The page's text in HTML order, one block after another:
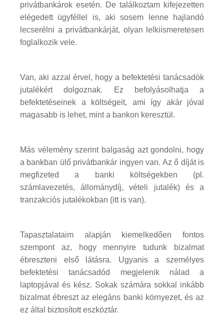
privátbankárok esetén. De találkoztam kifejezetten
elégedett ügyféllel is, aki sosem lenne hajlandó
lecserélni a privátbankárját, olyan lelkiismeretesen
foglalkozik vele.
Van, aki azzal érvel, hogy a befektetési tanácsadók
jutalékért dolgoznak. Ez befolyásolhatja a
befektetéseinek a költségeit, ami így akár jóval
magasabb is lehet, mint a bankon keresztül.
Más vélemény szerint balgaság azt gondolni, hogy
a bankban ülő privátbankár ingyen van. Az ő díját is
megfizeted a banki költségekben (pl.
számlavezetés, állománydíj, vételi jutalék) és a
tranzakciós jutalékokban (itt is van).
Tapasztalataim alapján kiemelkedően fontos
szempont az, hogy mennyire tudunk bizalmat
ébreszteni első látásra. Ugyanis a személyes
befektetési tanácsadód megjelenik nálad a
laptopjával és kész. Sokak számára sokkal inkább
bizalmat ébreszt az elegáns banki környezet, és az
ez által biztosított eszköztár.